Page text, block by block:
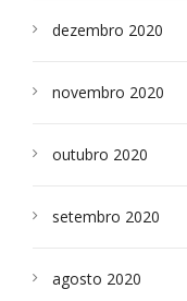
dezembro 2020
novembro 2020
outubro 2020
setembro 2020
agosto 2020